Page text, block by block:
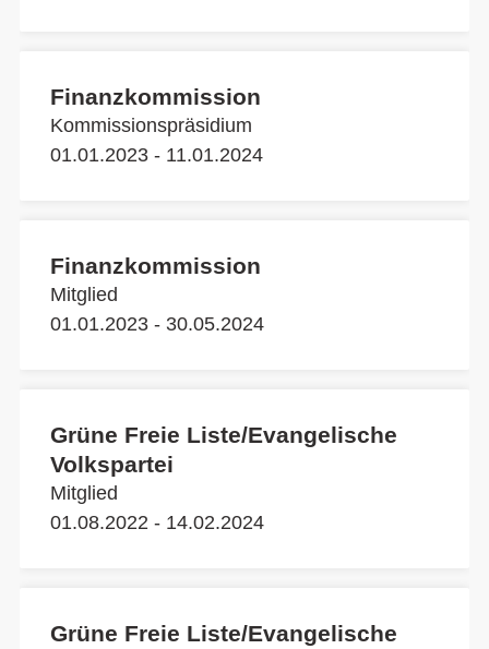
Finanzkommission
Kommissionspräsidium
01.01.2023 - 11.01.2024
Finanzkommission
Mitglied
01.01.2023 - 30.05.2024
Grüne Freie Liste/Evangelische
Volkspartei
Mitglied
01.08.2022 - 14.02.2024
Grüne Freie Liste/Evangelische